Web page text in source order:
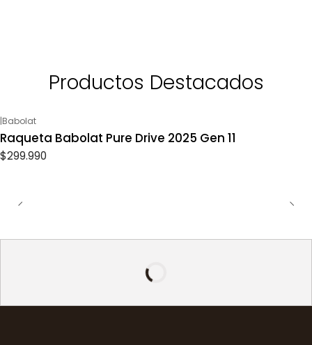
Productos Destacados
|Babolat
Raqueta Babolat Pure Drive 2025 Gen 11
$299.990